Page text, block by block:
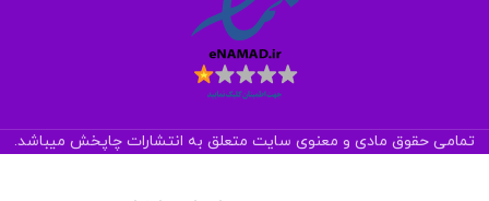
تمامی حقوق مادی و معنوی سایت متعلق به انتشارات چاپخش میباشد.